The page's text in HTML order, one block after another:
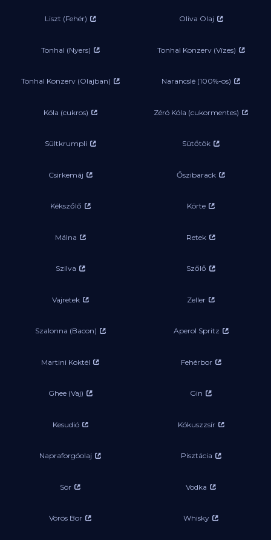
Liszt (Fehér) Oliva Olaj
Tonhal (Nyers) Tonhal Konzerv (Vízes)
Tonhal Konzerv (Olajban) Narancslé (100%-os)
Kóla (cukros) Zéró Kóla (cukormentes)
Sültkrumpli Sütőtök
Csirkemáj Őszibarack
Kékszőlő Körte
Málna Retek
Szilva Szőlő
Vajretek Zeller
Szalonna (Bacon) Aperol Spritz
Martini Koktél Fehérbor
Ghee (Vaj) Gin
Kesudió Kókuszzsír
Napraforgóolaj Pisztácia
Sör Vodka
Vörös Bor Whisky